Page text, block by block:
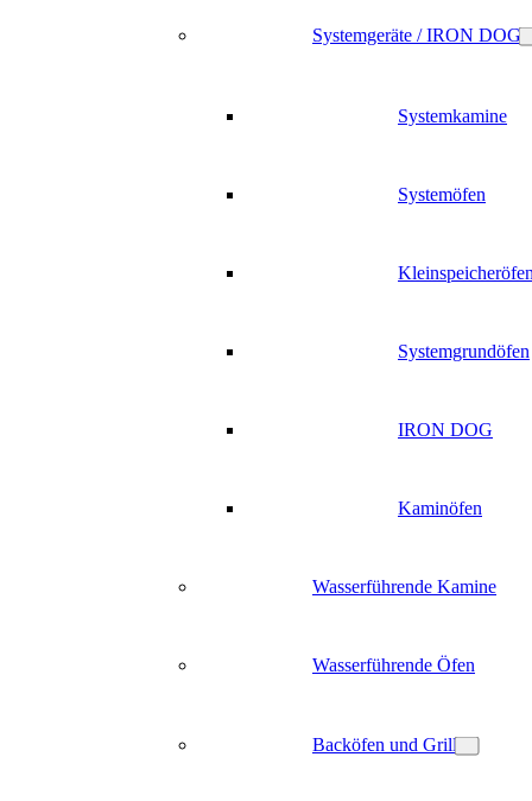
Systemgeräte / IRON DOG
Systemkamine
Systemöfen
Systemgrundöfen
IRON DOG
Kaminöfen
Wasserführende Kamine
Wasserführende Öfen
Backöfen und Grill